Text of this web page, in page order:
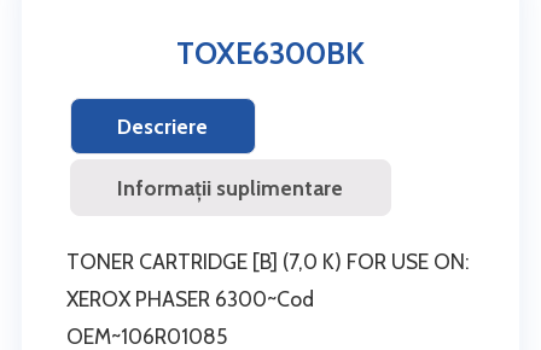
TOXE6300BK
Descriere
Informații suplimentare
TONER CARTRIDGE [B] (7,0 K) FOR USE ON:
XEROX PHASER 6300~Cod
OEM~106R01085